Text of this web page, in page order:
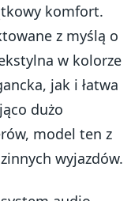
komfort.
z myślą o
w kolorze
jak i łatwa
dużo
model ten z
wyjazdów.